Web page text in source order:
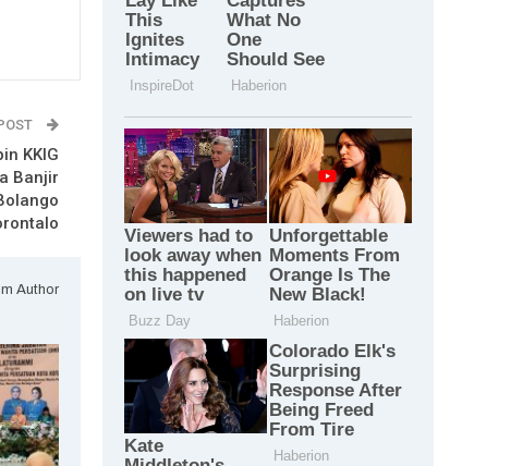
KKIG
Banjir
Author